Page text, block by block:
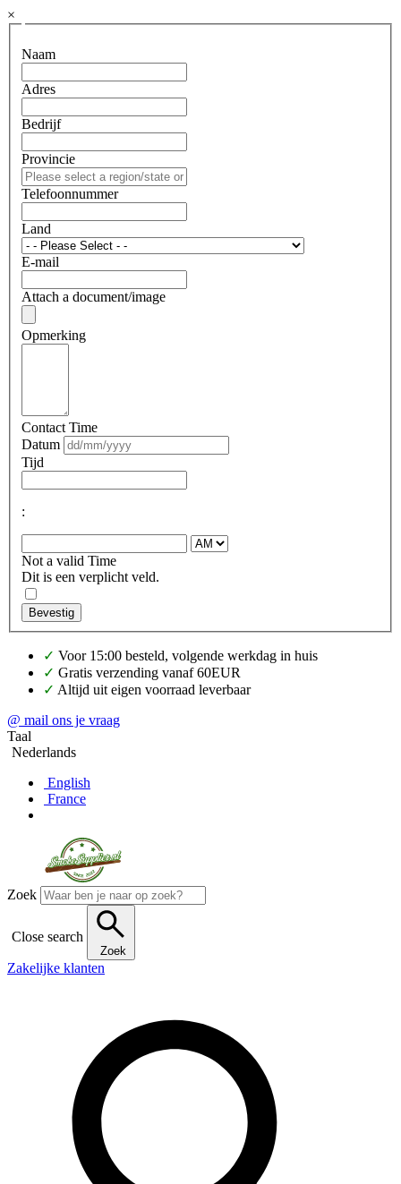
×
Naam
Adres
Bedrijf
Provincie
Telefoonnummer
Land
E-mail
Attach a document/image
Opmerking
Contact Time
Datum
Tijd
:
Not a valid Time
Dit is een verplicht veld.
Bevestig
✓ Voor 15:00 besteld, volgende werkdag in huis
✓ Gratis verzending vanaf 60EUR
✓ Altijd uit eigen voorraad leverbaar
@ mail ons je vraag
Taal
Nederlands
English
France
Zoek
Close search
Zoek
Zakelijke klanten